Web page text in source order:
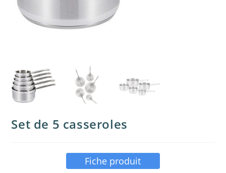
Set de 5 casseroles
Fiche produit